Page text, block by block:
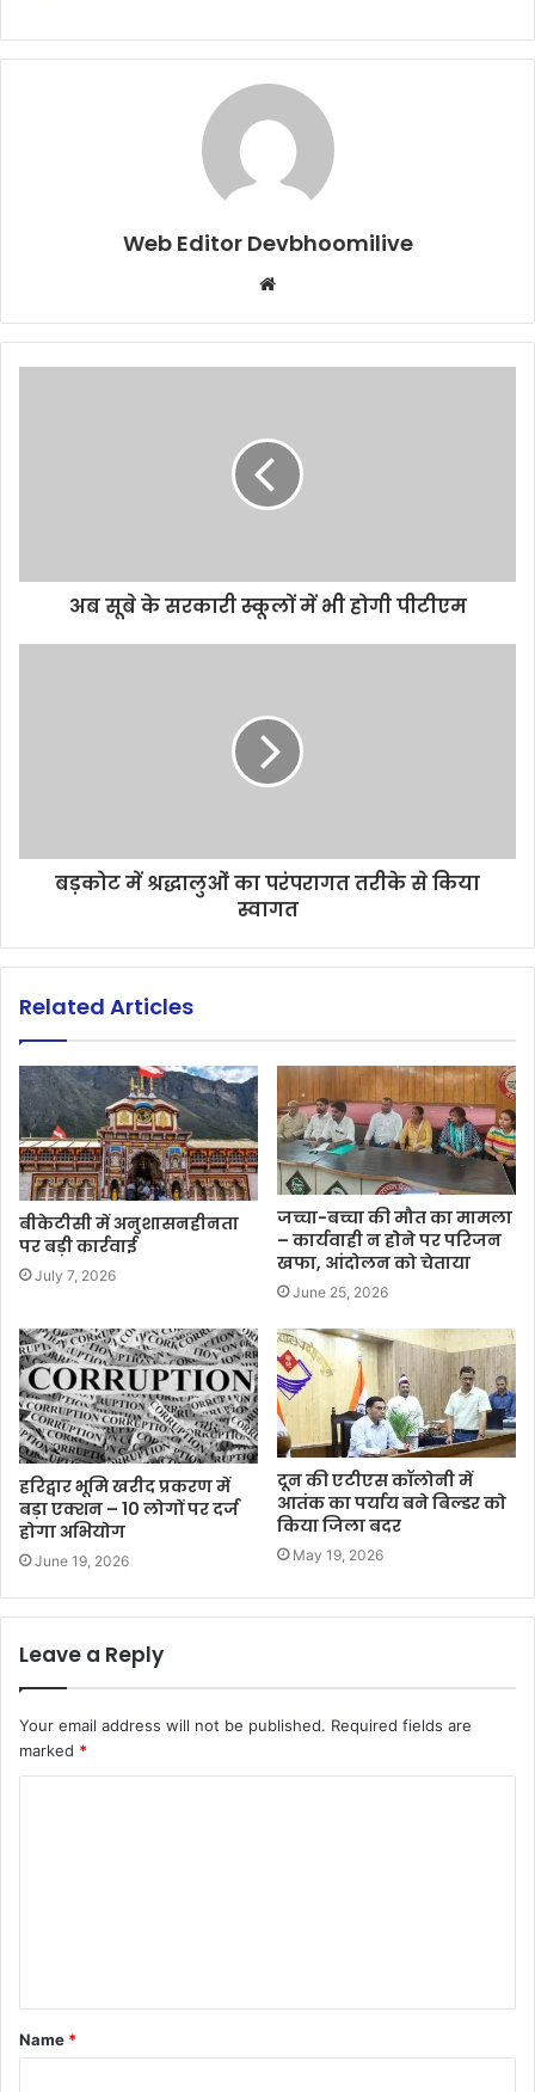
Web Editor Devbhoomilive
Website
अब सूबे के सरकारी स्कूलों में भी होगी पीटीएम
बड़कोट में श्रद्धालुओं का परंपरागत तरीके से किया
स्वागत
Related Articles
बीकेटीसी में अनुशासनहीनता
पर बड़ी कार्रवाई
July 7, 2026
जच्चा-बच्चा की मौत का मामला
– कार्यवाही न होेने पर परिजन
खफा, आंदोलन को चेताया
June 25, 2026
हरिद्वार भूमि खरीद प्रकरण में
बड़ा एक्शन – 10 लोगों पर दर्ज
होगा अभियोग
June 19, 2026
दून की एटीएस कॉलोनी में
आतंक का पर्याय बने बिल्डर को
किया जिला बदर
May 19, 2026
Leave a Reply
Your email address will not be published. Required fields are
marked *
t
*
Name *